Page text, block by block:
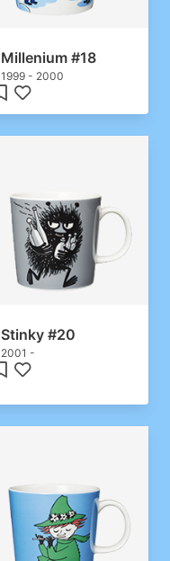
Millenium #18
1999 - 2000
Stinky #20
2001 -